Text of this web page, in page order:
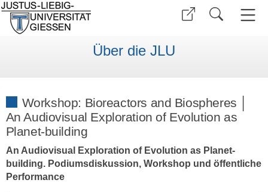
Über die JLU
Workshop: Bioreactors and Biospheres │
An Audiovisual Exploration of Evolution as
Planet-building
An Audiovisual Exploration of Evolution as Planet-
building. Podiumsdiskussion, Workshop und öffentliche
Performance